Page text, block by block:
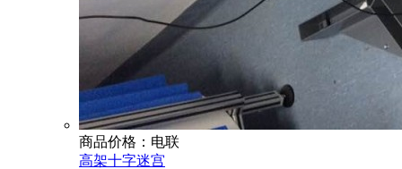
商品价格：电联
高架十字迷宫